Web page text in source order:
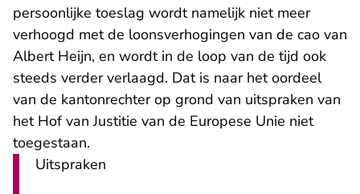
persoonlijke toeslag wordt namelijk niet meer
verhoogd met de loonsverhogingen van de cao van
Albert Heijn, en wordt in de loop van de tijd ook
steeds verder verlaagd. Dat is naar het oordeel
van de kantonrechter op grond van uitspraken van
het Hof van Justitie van de Europese Unie niet
toegestaan.
Uitspraken